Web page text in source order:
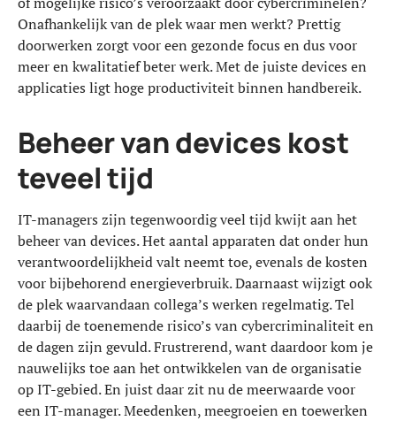
Onafhankelijk van de plek waar men werkt? Prettig
doorwerken zorgt voor een gezonde focus en dus voor
meer en kwalitatief beter werk. Met de juiste devices en
applicaties ligt hoge productiviteit binnen handbereik.
Beheer van devices kost
teveel tijd
IT-managers zijn tegenwoordig veel tijd kwijt aan het
beheer van devices. Het aantal apparaten dat onder hun
verantwoordelijkheid valt neemt toe, evenals de kosten
voor bijbehorend energieverbruik. Daarnaast wijzigt ook
de plek waarvandaan collega’s werken regelmatig. Tel
daarbij de toenemende risico’s van cybercriminaliteit en
de dagen zijn gevuld. Frustrerend, want daardoor kom je
nauwelijks toe aan het ontwikkelen van de organisatie
op IT-gebied. En juist daar zit nu de meerwaarde voor
een IT-manager. Meedenken, meegroeien en toewerken